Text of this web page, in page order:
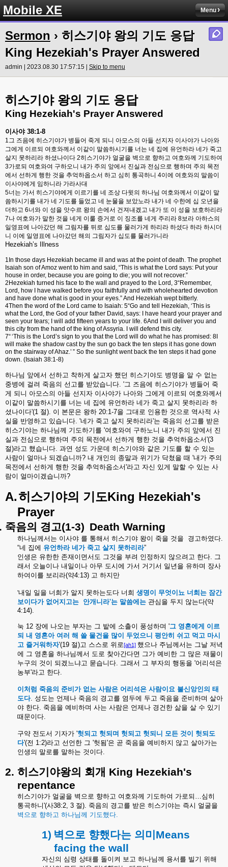
Mobile XE Menu
Sermon › 히스기야 왕의 기도 응답
King Hezekiah's Prayer Answered
admin | 2023.08.30 17:57:15 | Skip to menu
히스기야 왕의 기도 응답
King Hezekiah's Prayer Answered
이사야 38:1-8
1그 즈음에 히스기야가 병들어 죽게 되니 아모스의 아들 선지자 이사야가 나아와
그에게 이르되 여호와께서 이같이 말씀하시기를 너는 네 집에 유언하라 네가 죽고
살지 못하리라 하셨나이다 2히스기야가 얼굴을 벽으로 향하고 여호와께 기도하여
3가로되 여호와여 구하오니 내가 주의 앞에서 진실과 전심으로 행하며 주의 목전
에서 선하게 행한 것을 추억하옵소서 하고 심히 통곡하니 4이에 여호와의 말씀이
이사야에게 임하니라 가라사대
5너는 가서 히스기야에게 이르기를 네 조상 다윗의 하나님 여호와께서 이같이 말
씀하시기를 내가 네 기도를 들었고 네 눈물을 보았노라 내가 네 수한에 십 오년을
더하고 6너와 이 성을 앗수르 왕의 손에서 건져내겠고 내가 또 이 성을 보호하리라
7나 여호와가 말한 것을 네게 이룰 증거로 이 징조를 네게 주리라 8보라 아하스의
일영표에 나아갔던 해 그림자를 뒤로 십도를 물러가게 하리라 하셨다 하라 하시더
니 이에 일영표에 나아갔던 해의 그림자가 십도를 물러가니라
Hezekiah’s Illness
1In those days Hezekiah became ill and was at the point of death. The prophet
Isaiah son of Amoz went to him and said, “This is what the Lord says: Put your
house in order, because you are going to die; you will not recover.”
2Hezekiah turned his face to the wall and prayed to the Lord, 3“Remember,
Lord, how I have walked before you faithfully and with wholehearted devotion
and have done what is good in your eyes.” And Hezekiah wept bitterly.
4Then the word of the Lord came to Isaiah: 5“Go and tell Hezekiah, ‘This is
what the Lord, the God of your father David, says: I have heard your prayer and
seen your tears; I will add fifteen years to your life. 6And I will deliver you and
this city from the hand of the king of Assyria. I will defend this city.
7“ ‘This is the Lord’s sign to you that the Lord will do what he has promised: 8I
will make the shadow cast by the sun go back the ten steps it has gone down
on the stairway of Ahaz.’ ” So the sunlight went back the ten steps it had gone
down. (Isaiah 38:1-8)
하나님 앞에서 선하고 착하게 살고자 했던 히스기야도 병명을 알 수 없는
중병에 걸려 죽음의 선고를 받았습니다. '그 즈음에 히스기야가 병들어 죽
게 되니 아모스의 아들 선지자 이사야가 나아와 그에게 이르되 여호와께서
이같이 말씀하시기를 너는 네 집에 유언하라 네가 죽고 살지 못하리라 하
셨나이다'(1 절). 이 본문은 왕하 20:1-7을 그대로 인용한 것으로 역사적 사
실을 반영하고 있습니다. '네가 죽고 살지 못하리라'는 죽음의 선고를 받은
히스기야는 하나님께 기도하기를 '여호와여 구하노니 내가 주의 앞에서 진
실과 전심으로 행하며 주의 목전에서 선하게 행한 것을 추억하옵소서'(3
절)라고 했습니다. 과연 성도 가운데 히스기야와 같은 기도를 할 수 있는
사람이 얼마나 되겠습니까? 내 개인의 종말과 위기가 닥쳤을 때 '내가 주의
목전에서 선하게 행한 것을 추억하옵소서'라고 자신 있게 말할 수 있는 사
람이 얼마이겠습니까?
A.히스기야의 기도King Hezekiah's
Prayer
죽음의 경고(1-3) Death Warning
하나님께서는 이사야 를 통해서 히스기야 왕이 죽을 것을 경고하였다.
“네 집에 유언하라 네가 죽고 살지 못하리라”
인생은 유한한 존재이면서도 그것을 부려 인정하지 않으려고 한다. 그
래서 오늘이나 내일이나 아무 도시에 가서 거기서 일년을 유하며 장사
하여이를 보리라(약4:13) 고 하지만
'내일 일을 너희가 알지 못하는도다 너희 생명이 무엇이뇨 너희는 잠간
보이다가 없어지고는 안개니라'는 말씀에는 관심을 두지 않는다(약
4:14).
눅 12 장에 나오는 부자는 그 밭에 소출이 풍성하며 '그 영혼에게 이르
되 내 영혼아 여러 해 쓸 물건을 많이 두었으니 평안히 쉬고 먹고 마시
고 즐거워하자'(19 절)고 스스로 위로[ah1] 했으나 주님께서는 그날 저녁
에 그 영혼을 하나님께서 도로 찾아간다면 그가 예비한 그 많은 재물이
누구의 것이 되겠느냐고 묻습니다. 그래서 그 부자의 행동을 '어리석은
농부'라고 한다.
이처럼 죽음의 준비가 없는 사람은 어리석은 사람이요 불신앙인의 태
도다. 성도는 언제나 죽음의 경고를 염두에 두고 죽음을 준비하며 살아
야 한다. 죽음을 예비하며 사는 사람은 언제나 경건한 삶을 살 수 있기
때문이다.
구약 전도서 기자가 '헛되고 헛되며 헛되고 헛되니 모든 것이 헛되도
다'(전 1:2)라고 선언한 그 '헛됨'은 곧 죽음을 예비하지 않고 살아가는
인생의 말로를 말하는 것이다.
2. 히스기야왕의 회개 King Hezekiah's
repentance
히스기야가 얼굴을 벽으로 향하고 여호와께 기도하여 가로되…심히
통곡하니'(사38:2, 3 절). 죽음의 경고를 받은 히스기야는 즉시 얼굴을
벽으로 향하고 하나님께 기도했다.
1) 벽으로 향했다는 의미Means
facing the wall
자신의 심령 상태를 돌이켜 보고 하나님께 용서를 빌기 위해